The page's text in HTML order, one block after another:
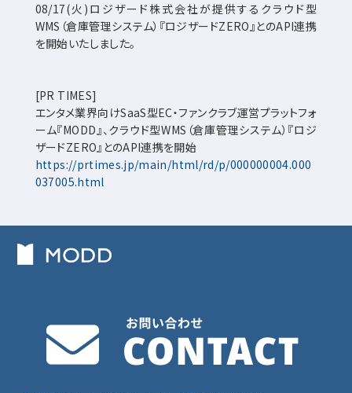
08/17(火)ロジザード株式会社が提供するクラウド型
WMS（倉庫管理システム）『ロジザードZERO』とのAPI連携
を開始いたしました。
[PR TIMES]
エンタメ業界向けSaaS型EC・ファンクラブ運営プラットフォ
ーム『MODD』、クラウド型WMS（倉庫管理システム）『ロジ
ザードZERO』とのAPI連携を開始
https://prtimes.jp/main/html/rd/p/000000004.000
037005.html